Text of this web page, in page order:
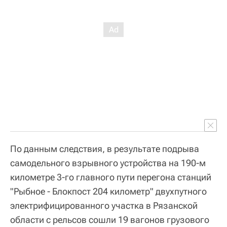
По данным следствия, в результате подрыва
самодельного взрывного устройства на 190-м
километре 3-го главного пути перегона станций
"Рыбное - Блокпост 204 километр" двухпутного
электрифицированного участка в Рязанской
области с рельсов сошли 19 вагонов грузового